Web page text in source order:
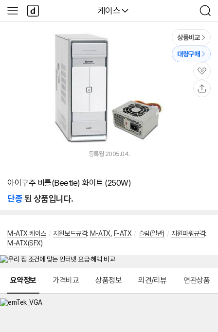
다나와
케이스
검
색
사
이
다
나
와
상품비교
대량구매
관
심
등록월 2005.04.
아이구주 비틀(Beetle) 화이트 (250W)
단종된 상품입니다.
M-ATX 케이스 / 지원보드규격: M-ATX F-ATX / 슬림(일반) / 지원파워규격:
M-ATX(SFX)
요약정보 가격비교 상품정보 의견/리뷰 연관상품